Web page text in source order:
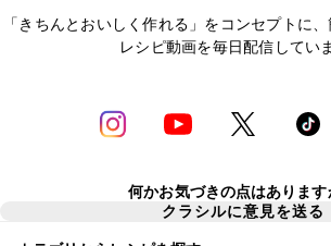
「きちんとおいしく作れる」をコンセプトに
レシピ動画を毎日配信してい
何かお気づきの点はあります
クラシルに意見を送る